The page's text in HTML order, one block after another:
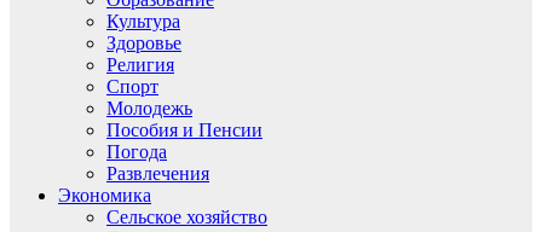
Культура
Здоровье
Религия
Спорт
Молодежь
Пособия и Пенсии
Погода
Развлечения
Экономика
Сельское хозяйство